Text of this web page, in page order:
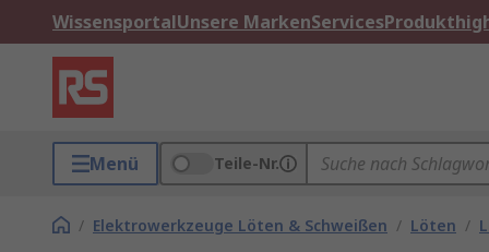
WissensportalUnsere MarkenServices
Menü Teile-Nr.
/ Elektrowerkzeuge Löten & Schweißen / Löten /